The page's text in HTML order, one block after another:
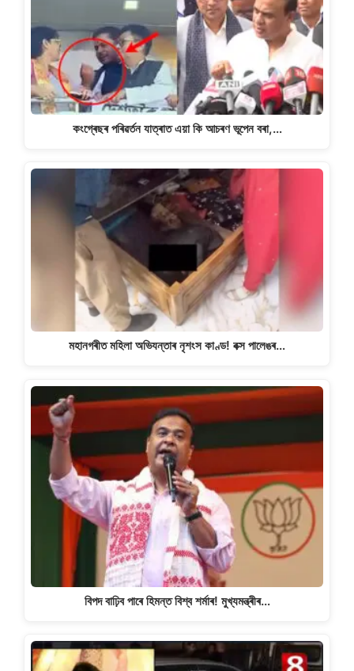
কংগ্ৰেছৰ পৰিৱৰ্তন যাত্ৰাত এয়া কি আচৰণ ভূপেন বৰা,…
মহানগৰীত মহিলা অভিযন্তাৰ নৃশংস কাণ্ড! বক্স পালেঙৰ…
বিপদ বাঢ়িব পাৰে হিমন্ত বিশ্ব শৰ্মাৰ! মুখ্যমন্ত্ৰীৰ…